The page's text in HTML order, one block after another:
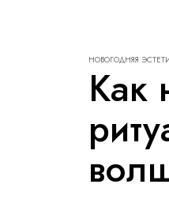
НОВОГОДНЯЯ
Как